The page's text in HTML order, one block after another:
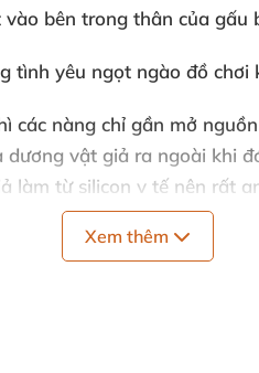
bên trong thân của gấu
các nàng chỉ gần mở
dương vật giả ra ngoài khi
làm từ silicon y tế nên rất
Xem thêm